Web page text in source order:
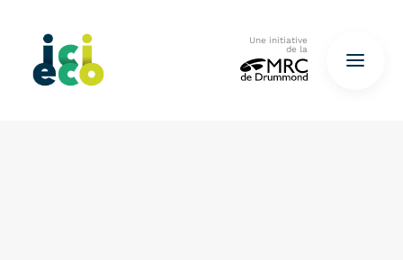
Une initiative
de la